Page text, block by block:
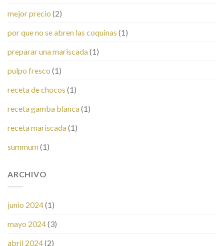
mejor precio (2)
por que no se abren las coquinas (1)
preparar una mariscada(1)
pulpo fresco (1)
receta de chocos (1)
receta gamba blanca(1)
receta mariscada(1)
summum(1)
ARCHIVO
junio 2024(1)
mayo 2024(3)
abril 2024(2)